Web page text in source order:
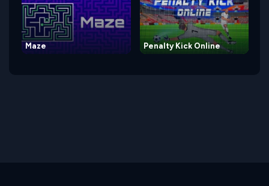
Maze Penalty Kick Online